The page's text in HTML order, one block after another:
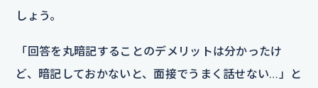
しょう。
「回答を丸暗記することのデメリットは分かったけ
ど、暗記しておかないと、面接でうまく話せない…」と